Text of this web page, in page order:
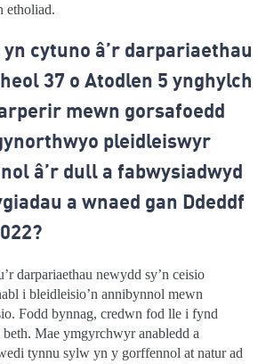
etholiad.
yn cytuno â’r darpariaethau
37 o Atodlen 5 ynghylch
mewn gorsafoedd
pleidleiswyr
â’r dull a fabwysiadwyd
a wnaed gan Ddeddf
darpariaethau newydd sy’n ceisio
i bleidleisio’n annibynnol mewn
Fodd bynnag, credwn fod lle i fynd
Mae ymgyrchwyr anabledd a
tynnu sylw yn y gorffennol at natur ad